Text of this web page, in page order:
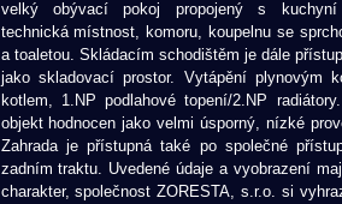
velký obývací pokoj propojený s
technická místnost, komoru, koupelnu se
a toaletou. Skládacím schodištěm je dále
jako skladovací prostor. Vytápění plynovým
kotlem, 1.NP podlahové topení/2.NP
objekt hodnocen jako velmi úsporný, nízké
Zahrada je přístupná také po společné
zadním traktu. Uvedené údaje a vyobrazení
charakter, společnost ZORESTA, s.r.o. si